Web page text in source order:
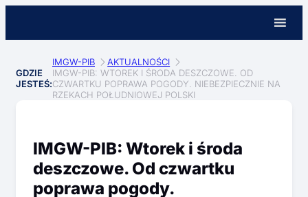
GDZIE
JESTEŚ:
IMGW-PIB
AKTUALNOŚCI
IMGW-PIB: WTOREK I ŚRODA DESZCZOWE. OD
CZWARTKU POPRAWA POGODY. NIEBEZPIECZNIE NA
RZEKACH POŁUDNIOWEJ POLSKI
IMGW-PIB: Wtorek i środa
deszczowe. Od czwartku
poprawa pogody.